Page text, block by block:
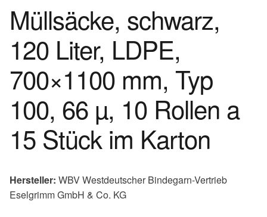
Müllsäcke, schwarz,
120 Liter, LDPE,
700×1100 mm, Typ
100, 66 µ, 10 Rollen a
15 Stück im Karton
Hersteller: WBV Westdeutscher Bindegarn-Vertrieb
Eselgrimm GmbH & Co. KG